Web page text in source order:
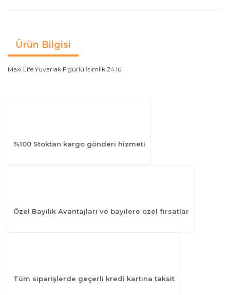
Ürün Bilgisi
Maxi Life Yuvarlak Figürlü İsimlik 24 lü
%100 Stoktan kargo gönderi hizmeti
Özel Bayilik Avantajları ve bayilere özel fırsatlar
Tüm siparişlerde geçerli kredi kartına taksit